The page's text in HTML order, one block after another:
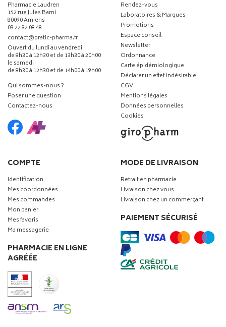
Pharmacie Laudren
152 rue Jules Barni
80090 Amiens
03 22 92 08 48
contact-
@-
pratic-pharma.fr
Ouvert du lundi au vendredi
de 8h30 à 12h30 et de 13h30 à 20h00
le samedi
de 8h30 à 12h30 et de 14h00 à 19h00
Qui sommes-nous ?
Poser une question
Contactez-nous
Rendez-vous
Laboratoires & Marques
Promotions
Espace conseil
Newsletter
Ordonnance
Carte épidémiologique
Déclarer un effet indésirable
CGV
Mentions légales
Données personnelles
Cookies
COMPTE
Identification
Mes coordonnées
Mes commandes
Mon panier
Mes favoris
Ma messagerie
PHARMACIE EN LIGNE
AGRÉÉE
MODE DE LIVRAISON
Retrait en pharmacie
Livraison chez vous
Livraison chez un commerçant
PAIEMENT SÉCURISÉ